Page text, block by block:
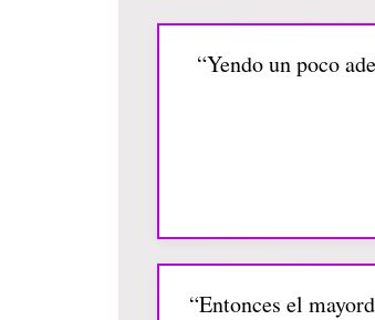
“Yendo un poco
“Entonces el